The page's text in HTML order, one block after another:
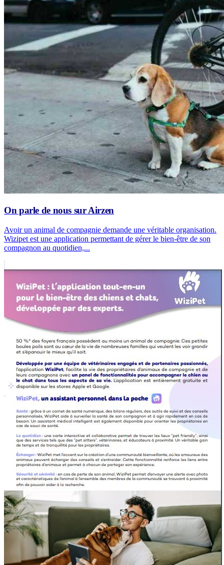
On parle de nous sur Airzen
Avoir un animal de compagnie demande une véritable organisation.
Wizipet est une application permettant de gérer le bien-être de son
compagnon au quotidien,...